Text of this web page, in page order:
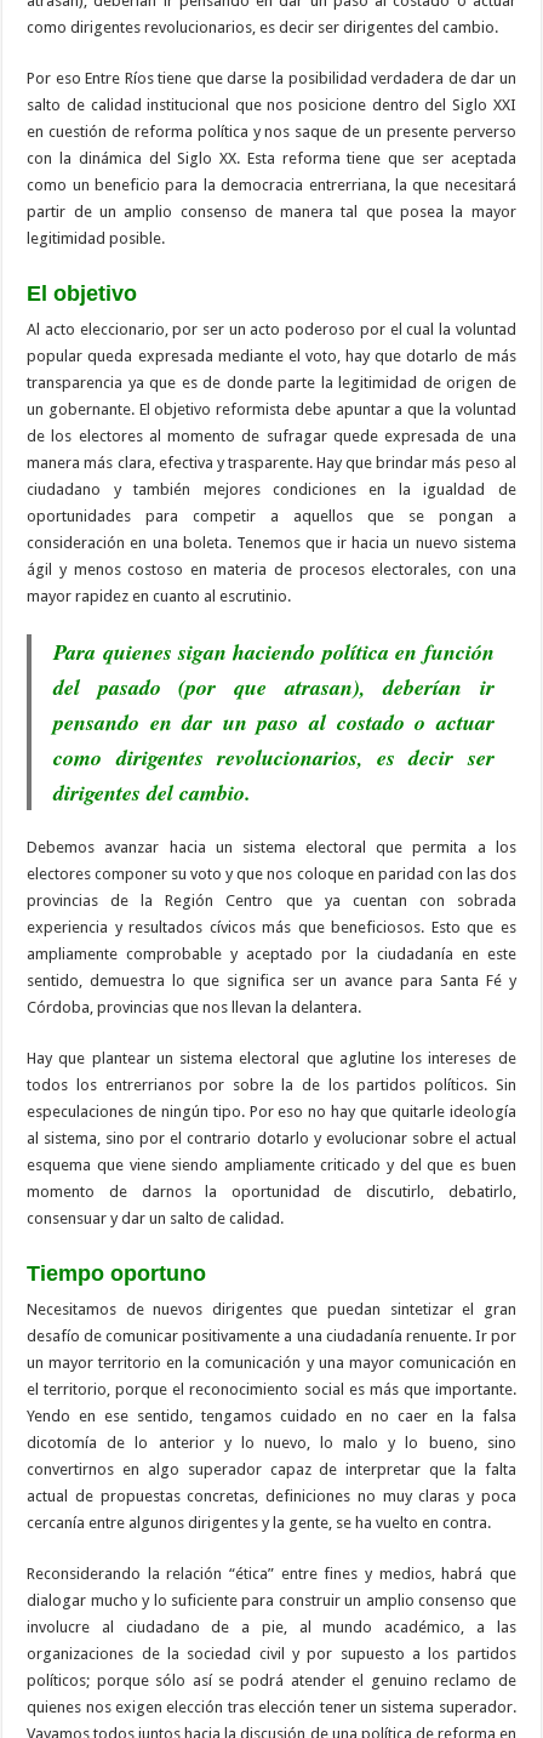
como dirigentes revolucionarios, es decir ser dirigentes del cambio.
Por eso Entre Ríos tiene que darse la posibilidad verdadera de dar un
salto de calidad institucional que nos posicione dentro del Siglo XXI
en cuestión de reforma política y nos saque de un presente perverso
con la dinámica del Siglo XX. Esta reforma tiene que ser aceptada
como un beneficio para la democracia entrerriana, la que necesitará
partir de un amplio consenso de manera tal que posea la mayor
legitimidad posible.
El objetivo
Al acto eleccionario, por ser un acto poderoso por el cual la voluntad
popular queda expresada mediante el voto, hay que dotarlo de más
transparencia ya que es de donde parte la legitimidad de origen de
un gobernante. El objetivo reformista debe apuntar a que la voluntad
de los electores al momento de sufragar quede expresada de una
manera más clara, efectiva y trasparente. Hay que brindar más peso al
ciudadano y también mejores condiciones en la igualdad de
oportunidades para competir a aquellos que se pongan a
consideración en una boleta. Tenemos que ir hacia un nuevo sistema
ágil y menos costoso en materia de procesos electorales, con una
mayor rapidez en cuanto al escrutinio.
Para quienes sigan haciendo política en función
del pasado (por que atrasan), deberían ir
pensando en dar un paso al costado o actuar
como dirigentes revolucionarios, es decir ser
dirigentes del cambio.
Debemos avanzar hacia un sistema electoral que permita a los
electores componer su voto y que nos coloque en paridad con las dos
provincias de la Región Centro que ya cuentan con sobrada
experiencia y resultados cívicos más que beneficiosos. Esto que es
ampliamente comprobable y aceptado por la ciudadanía en este
sentido, demuestra lo que significa ser un avance para Santa Fé y
Córdoba, provincias que nos llevan la delantera.
Hay que plantear un sistema electoral que aglutine los intereses de
todos los entrerrianos por sobre la de los partidos políticos. Sin
especulaciones de ningún tipo. Por eso no hay que quitarle ideología
al sistema, sino por el contrario dotarlo y evolucionar sobre el actual
esquema que viene siendo ampliamente criticado y del que es buen
momento de darnos la oportunidad de discutirlo, debatirlo,
consensuar y dar un salto de calidad.
Tiempo oportuno
Necesitamos de nuevos dirigentes que puedan sintetizar el gran
desafío de comunicar positivamente a una ciudadanía renuente. Ir por
un mayor territorio en la comunicación y una mayor comunicación en
el territorio, porque el reconocimiento social es más que importante.
Yendo en ese sentido, tengamos cuidado en no caer en la falsa
dicotomía de lo anterior y lo nuevo, lo malo y lo bueno, sino
convertirnos en algo superador capaz de interpretar que la falta
actual de propuestas concretas, definiciones no muy claras y poca
cercanía entre algunos dirigentes y la gente, se ha vuelto en contra.
Reconsiderando la relación “ética” entre fines y medios, habrá que
dialogar mucho y lo suficiente para construir un amplio consenso que
involucre al ciudadano de a pie, al mundo académico, a las
organizaciones de la sociedad civil y por supuesto a los partidos
políticos; porque sólo así se podrá atender el genuino reclamo de
quienes nos exigen elección tras elección tener un sistema superador.
Vayamos todos juntos hacia la discusión de una política de reforma en